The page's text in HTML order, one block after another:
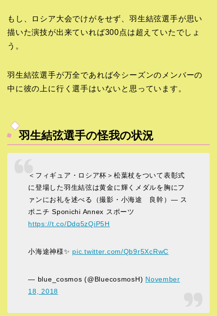
もし、ロシア大会でけがをせず、羽生結弦選手が思い
描いた演技が出来ていれば300点は超えていたでしょ
う。
羽生結弦選手が万全であれば今シーズンのメンバーの
中に彼の上に行く選手はいないと思っています。
羽生結弦選手の怪我の状況
＜フィギュア・ロシア杯＞松葉杖をついて表彰式
に登場した羽生結弦は黄金に輝くメダルを胸にフ
ァンにお礼を述べる（撮影・小海途 良幹）― ス
ポニチ Sponichi Annex スポーツ
https://t.co/Ddq5zQiP5H
小海途神様✨ pic.twitter.com/Qb9r5XcRwC
— blue_cosmos (@BluecosmosH) November
18, 2018